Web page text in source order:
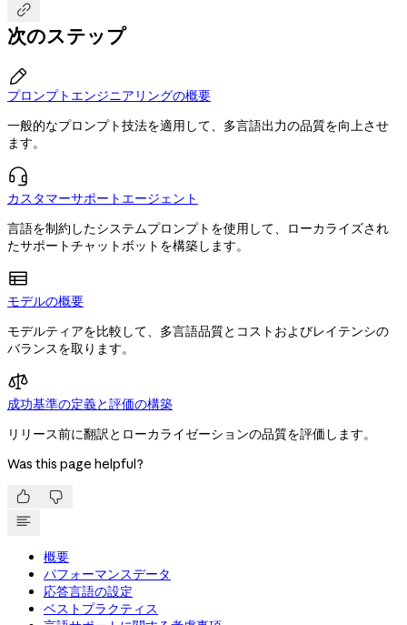

次のステップ

プロンプトエンジニアリングの概要
一般的なプロンプト技法を適用して、多言語出力の品質を向上させ
ます。
カスタマーサポートエージェント
言語を制約したシステムプロンプトを使用して、ローカライズされ
たサポートチャットボットを構築します。
モデルの概要
モデルティアを比較して、多言語品質とコストおよびレイテンシの
バランスを取ります。
成功基準の定義と評価の構築
リリース前に翻訳とローカライゼーションの品質を評価します。
Was this page helpful?
 
概要
パフォーマンスデータ
応答言語の設定
ベストプラクティス